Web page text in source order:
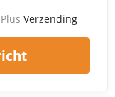
Verzending